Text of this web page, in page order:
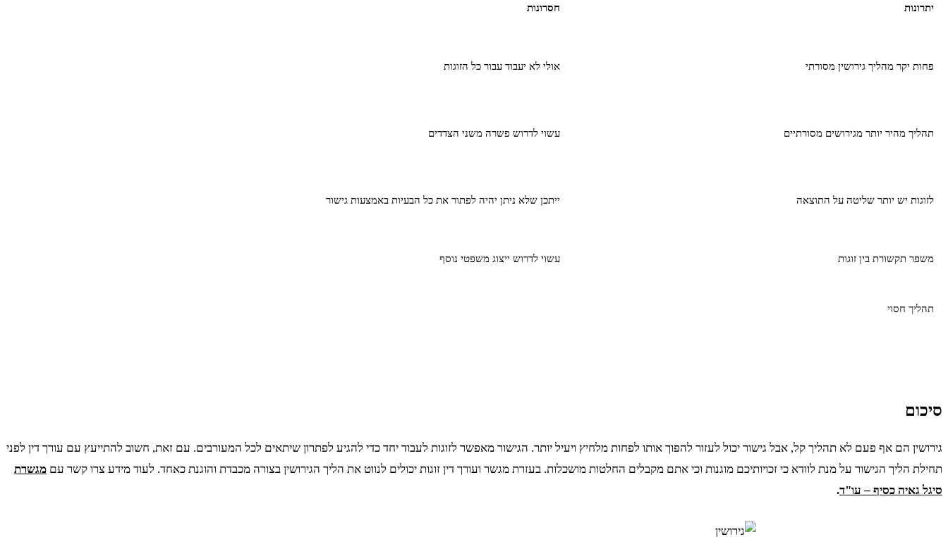
יתרונות חסרונות
פחות יקר מהליך גירושין מסורתי אולי לא יעבוד עבור כל הזוגות
תהליך מהיר יותר מגירושים מסורתיים עשוי לדרוש פשרה משני הצדדים
לזוגות יש יותר שליטה על התוצאה ייתכן שלא ניתן יהיה לפתור את כל הבעיות באמצעות גישור
משפר תקשורת בין זוגות עשוי לדרוש ייצוג משפטי נוסף
תהליך חסוי
סיכום
גירושין הם אף פעם לא תהליך קל, אבל גישור יכול לעזור להפוך אותו לפחות מלחיץ ויעיל יותר. הגישור מאפשר לזוגות לעבוד יחד כדי להגיע לפתרון שיתאים לכל המעורבים. עם זאת, חשוב להתייעץ עם עורך דין לפני
תחילת הליך הגישור על מנת לוודא כי זכויותיכם מוגנות וכי אתם מקבלים החלטות מושכלות. בעזרת מגשר ועורך דין זוגות יכולים לנווט את הליך הגירושין בצורה מכבדת והוגנת כאחד. לעוד מידע צרו קשר עם מגשרת
סיגל גאיה כסיף – עו"ד.